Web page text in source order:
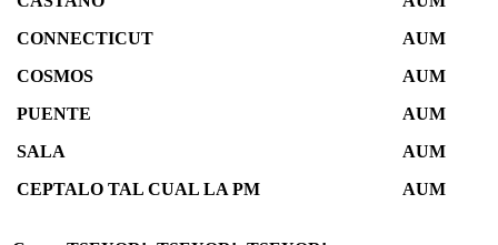
CONNECTICUT
COSMOS
PUENTE
SALA
CEPTALO TAL CUAL LA PM
AUM
AUM
AUM
AUM
AUM